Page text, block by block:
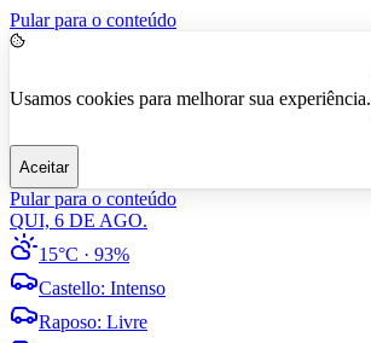
Pular para o conteúdo
Usamos cookies para melhorar sua experiência.
Aceitar
Pular para o conteúdo
QUI, 6 DE AGO.
15°C · 93%
Castello: Intenso
Raposo: Livre